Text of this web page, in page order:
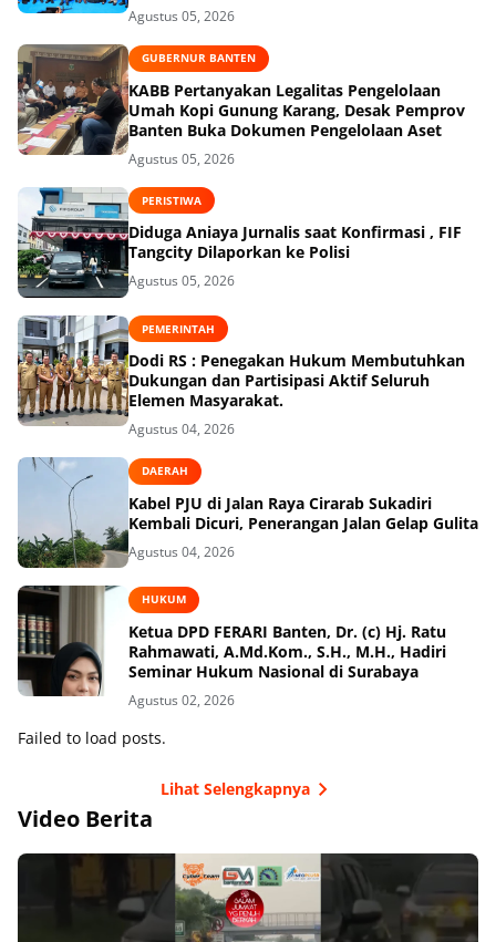
Agustus 05, 2026
GUBERNUR BANTEN
KABB Pertanyakan Legalitas Pengelolaan
Umah Kopi Gunung Karang, Desak Pemprov
Banten Buka Dokumen Pengelolaan Aset
Agustus 05, 2026
PERISTIWA
Diduga Aniaya Jurnalis saat Konfirmasi , FIF
Tangcity Dilaporkan ke Polisi
Agustus 05, 2026
PEMERINTAH
Dodi RS : Penegakan Hukum Membutuhkan
Dukungan dan Partisipasi Aktif Seluruh
Elemen Masyarakat.
Agustus 04, 2026
DAERAH
Kabel PJU di Jalan Raya Cirarab Sukadiri
Kembali Dicuri, Penerangan Jalan Gelap Gulita
Agustus 04, 2026
HUKUM
Ketua DPD FERARI Banten, Dr. (c) Hj. Ratu
Rahmawati, A.Md.Kom., S.H., M.H., Hadiri
Seminar Hukum Nasional di Surabaya
Agustus 02, 2026
Failed to load posts.
Lihat Selengkapnya
Video Berita